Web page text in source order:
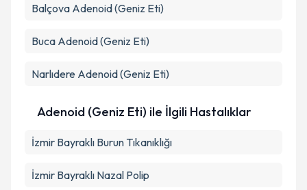
Balçova Adenoid (Geniz Eti)
Buca Adenoid (Geniz Eti)
Narlıdere Adenoid (Geniz Eti)
Adenoid (Geniz Eti) ile İlgili Hastalıklar
İzmir Bayraklı Burun Tıkanıklığı
İzmir Bayraklı Nazal Polip